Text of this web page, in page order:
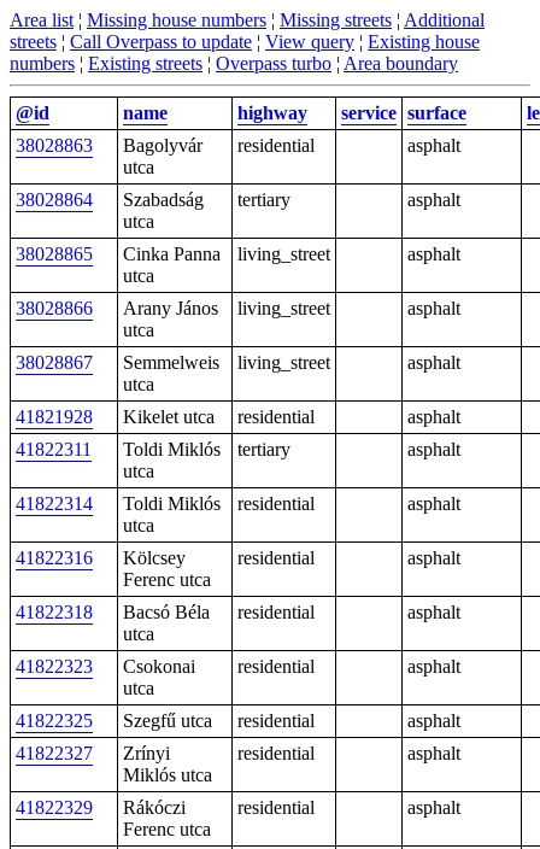
Area list ¦ Missing house numbers ¦ Missing streets ¦ Additional
streets ¦ Call Overpass to update ¦ View query ¦ Existing house
numbers ¦ Existing streets ¦ Overpass turbo ¦ Area boundary
@id name highway service surface
38028863
Bagolyvár
utca
residential asphalt
38028864
Szabadság
utca
tertiary asphalt
38028865
Cinka Panna
utca
living_street asphalt
38028866
Arany János
utca
living_street asphalt
38028867
Semmelweis
utca
living_street asphalt
41821928 Kikelet utca residential
asphalt
41822311
Toldi Miklós
utca
tertiary asphalt
41822314
Toldi Miklós
utca
residential asphalt
41822316
Kölcsey
Ferenc utca
residential asphalt
41822318
Bacsó Béla
utca
residential asphalt
41822323
Csokonai
utca
residential asphalt
41822325 Szegfű utca residential
asphalt
41822327
Zrínyi
Miklós utca
residential asphalt
41822329
Rákóczi
Ferenc utca
residential asphalt